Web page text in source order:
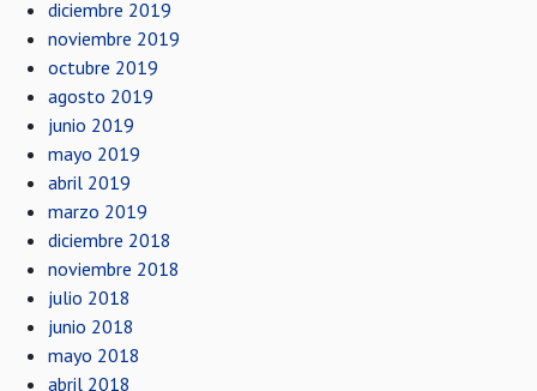
diciembre 2019
noviembre 2019
octubre 2019
agosto 2019
junio 2019
mayo 2019
abril 2019
marzo 2019
diciembre 2018
noviembre 2018
julio 2018
junio 2018
mayo 2018
abril 2018